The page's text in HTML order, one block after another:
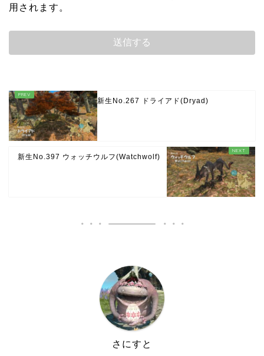
用されます。
新生No.267 ドライアド(Dryad)
新生No.397 ウォッチウルフ(Watchwolf)
さにすと